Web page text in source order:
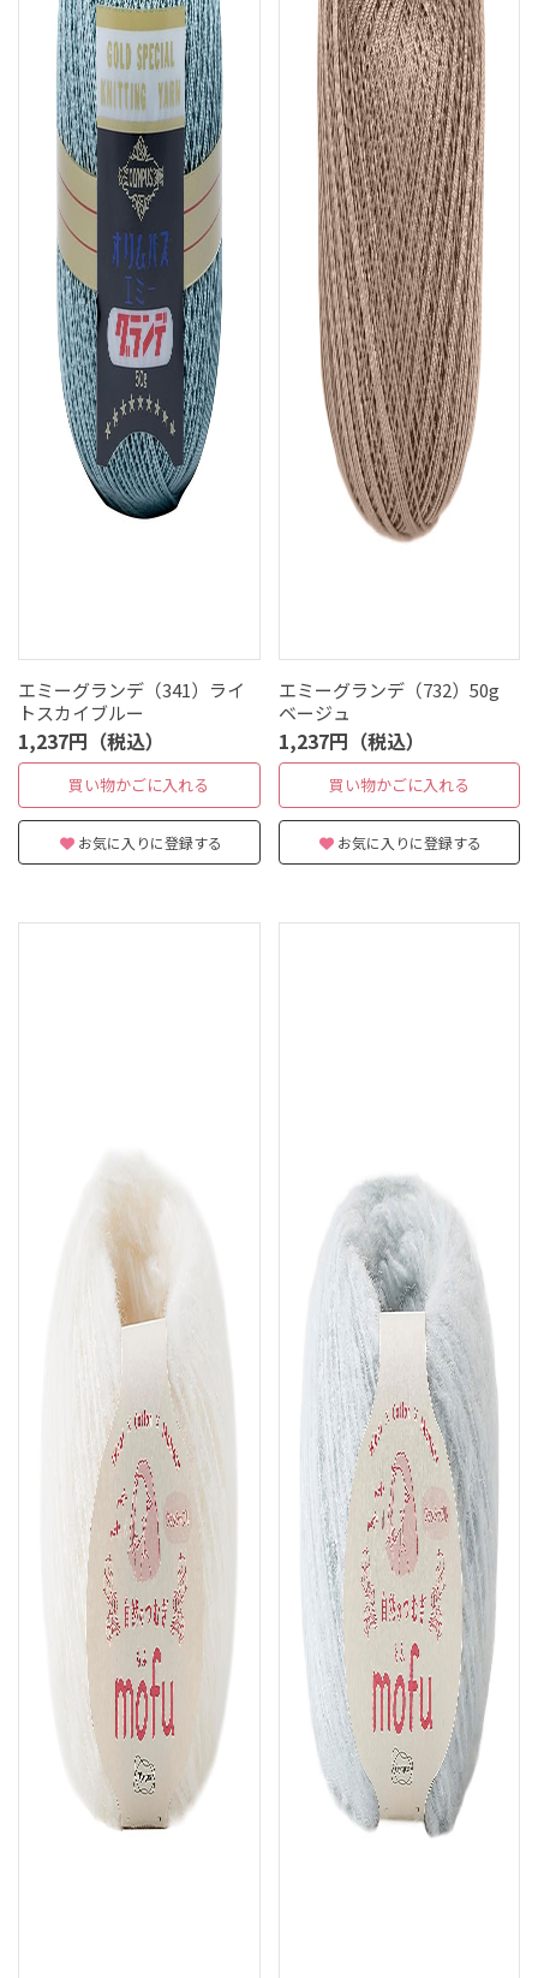
エミーグランデ（341）ライ
トスカイブルー
1,237円（税込）
買い物かごに入れる
お気に入りに登録する
エミーグランデ（732）50g
ベージュ
1,237円（税込）
買い物かごに入れる
お気に入りに登録する